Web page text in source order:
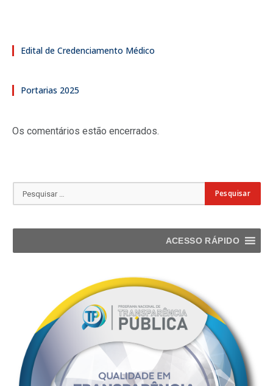
Edital de Credenciamento Médico
Portarias 2025
Os comentários estão encerrados.
ACESSO RÁPIDO